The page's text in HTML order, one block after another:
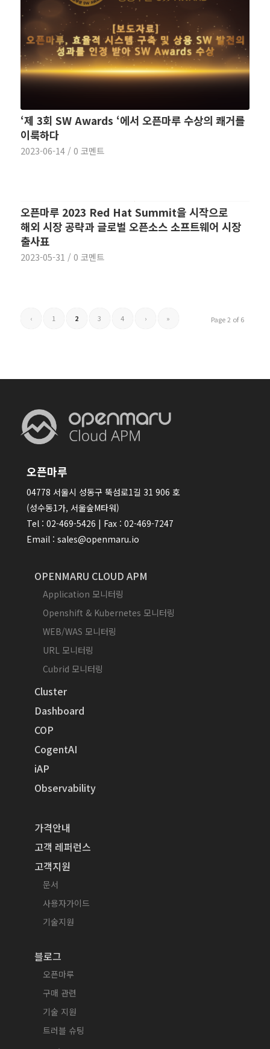
‘제 3회 SW Awards ‘에서 오픈마루 수상의 쾌거를
이룩하다
2023-06-14 / 0 코멘트
오픈마루 2023 Red Hat Summit을 시작으로
해외 시장 공략과 글로벌 오픈소스 소프트웨어 시장
출사표
2023-05-31 / 0 코멘트
Page 2 of 6
‹ 1 2 3 4 › »
오픈마루
04778 서울시 성동구 뚝섬로1길 31 906 호
(성수동1가, 서울숲M타워)
Tel : 02-469-5426 | Fax : 02-469-7247
Email : sales@openmaru.io
OPENMARU CLOUD APM
Application 모니터링
Openshift & Kubernetes 모니터링
WEB/WAS 모니터링
URL 모니터링
Cubrid 모니터링
Cluster
Dashboard
COP
CogentAI
iAP
Observability
가격안내
고객 레퍼런스
고객지원
문서
사용자가이드
기술지원
블로그
오픈마루
구매 관련
기술 지원
트러블 슈팅